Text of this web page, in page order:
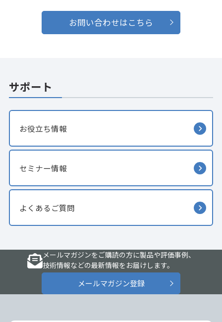
お問い合わせはこちら
サポート
お役立ち情報
セミナー情報
よくあるご質問
メールマガジンをご購読の方に製品や評価事例、
技術情報などの最新情報をお届けします。
メールマガジン登録